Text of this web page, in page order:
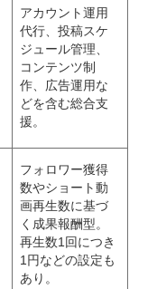
アカウント運用
代行、投稿スケ
ジュール管理、
コンテンツ制
作、広告運用な
どを含む総合支
援。
フォロワー獲得
数やショート動
画再生数に基づ
く成果報酬型。
再生数1回につき
1円などの設定も
あり。